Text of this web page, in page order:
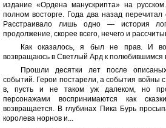
издание «Ордена манускрипта» на
полном восторге. Года два назад
Расстраивало лишь одно — история
продолжение, скорее всего, нечего и
Как оказалось, я был не прав. И
возвращаюсь в Светлый Ард к полюбившимся
Прошли десятки лет после
событий. Герои постарели, а события войны
в, пусть и не таком уж далеком, но
персонажами воспринимаются как
возвращается. В глубинах Пика Бурь
королева норнов и...